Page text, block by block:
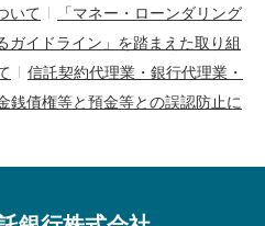
いて
「マネー・ローンダリング
ガイドライン」を踏まえた取り組
信託契約代理業・銀行代理業・
銭債権等と預金等との誤認防止に